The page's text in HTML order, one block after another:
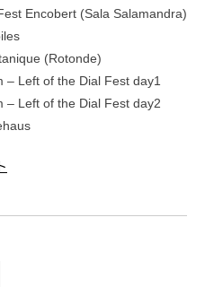
Encobert (Sala Salamandra)
(Rotonde)
– Left of the Dial Fest day1
– Left of the Dial Fest day2